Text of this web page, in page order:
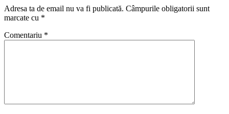
Adresa ta de email nu va fi publicată. Câmpurile obligatorii sunt
marcate cu *
Comentariu *